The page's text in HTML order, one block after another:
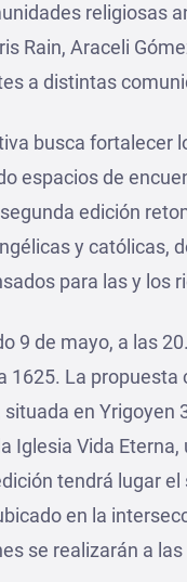
religiosas
Rain, Araceli
a distintas
busca fortalecer
espacios de
edición
y católicas,
para las y los
9 de mayo, a las
1625. La
en Yrigoyen
Iglesia Vida
tendrá lugar el
en la
se realizarán a